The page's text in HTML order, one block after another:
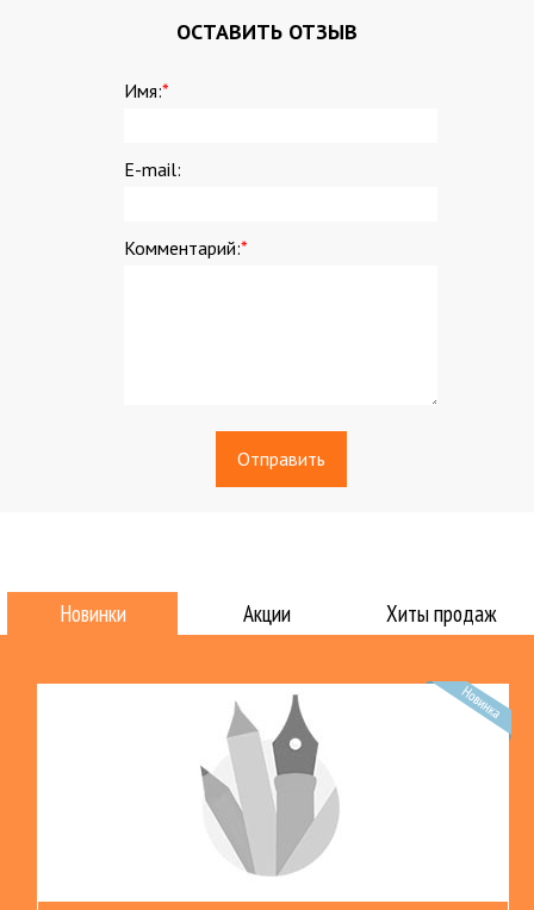
ОСТАВИТЬ ОТЗЫВ
Имя:*
E-mail:
Комментарий:*
Новинки Акции Хиты продаж